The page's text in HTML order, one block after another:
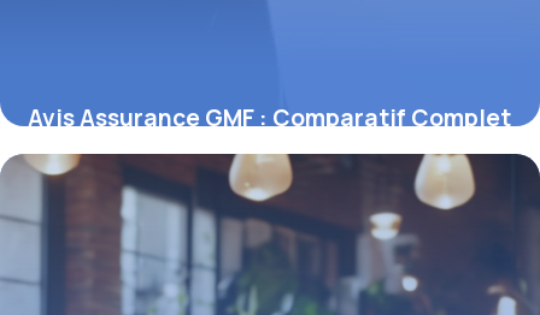
Avis Assurance GMF : Comparatif Complet
2026
16 mai 2026